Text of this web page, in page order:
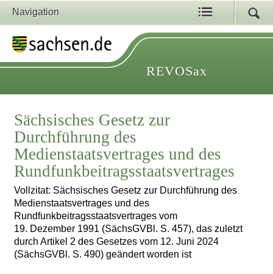
Navigation
REVOSax
Sächsisches Gesetz zur
Durchführung des
Medienstaatsvertrages und des
Rundfunkbeitragsstaatsvertrages
Vollzitat: Sächsisches Gesetz zur Durchführung des
Medienstaatsvertrages und des
Rundfunkbeitragsstaatsvertrages vom
19. Dezember 1991 (SächsGVBl. S. 457), das zuletzt
durch Artikel 2 des Gesetzes vom 12. Juni 2024
(SächsGVBl. S. 490) geändert worden ist